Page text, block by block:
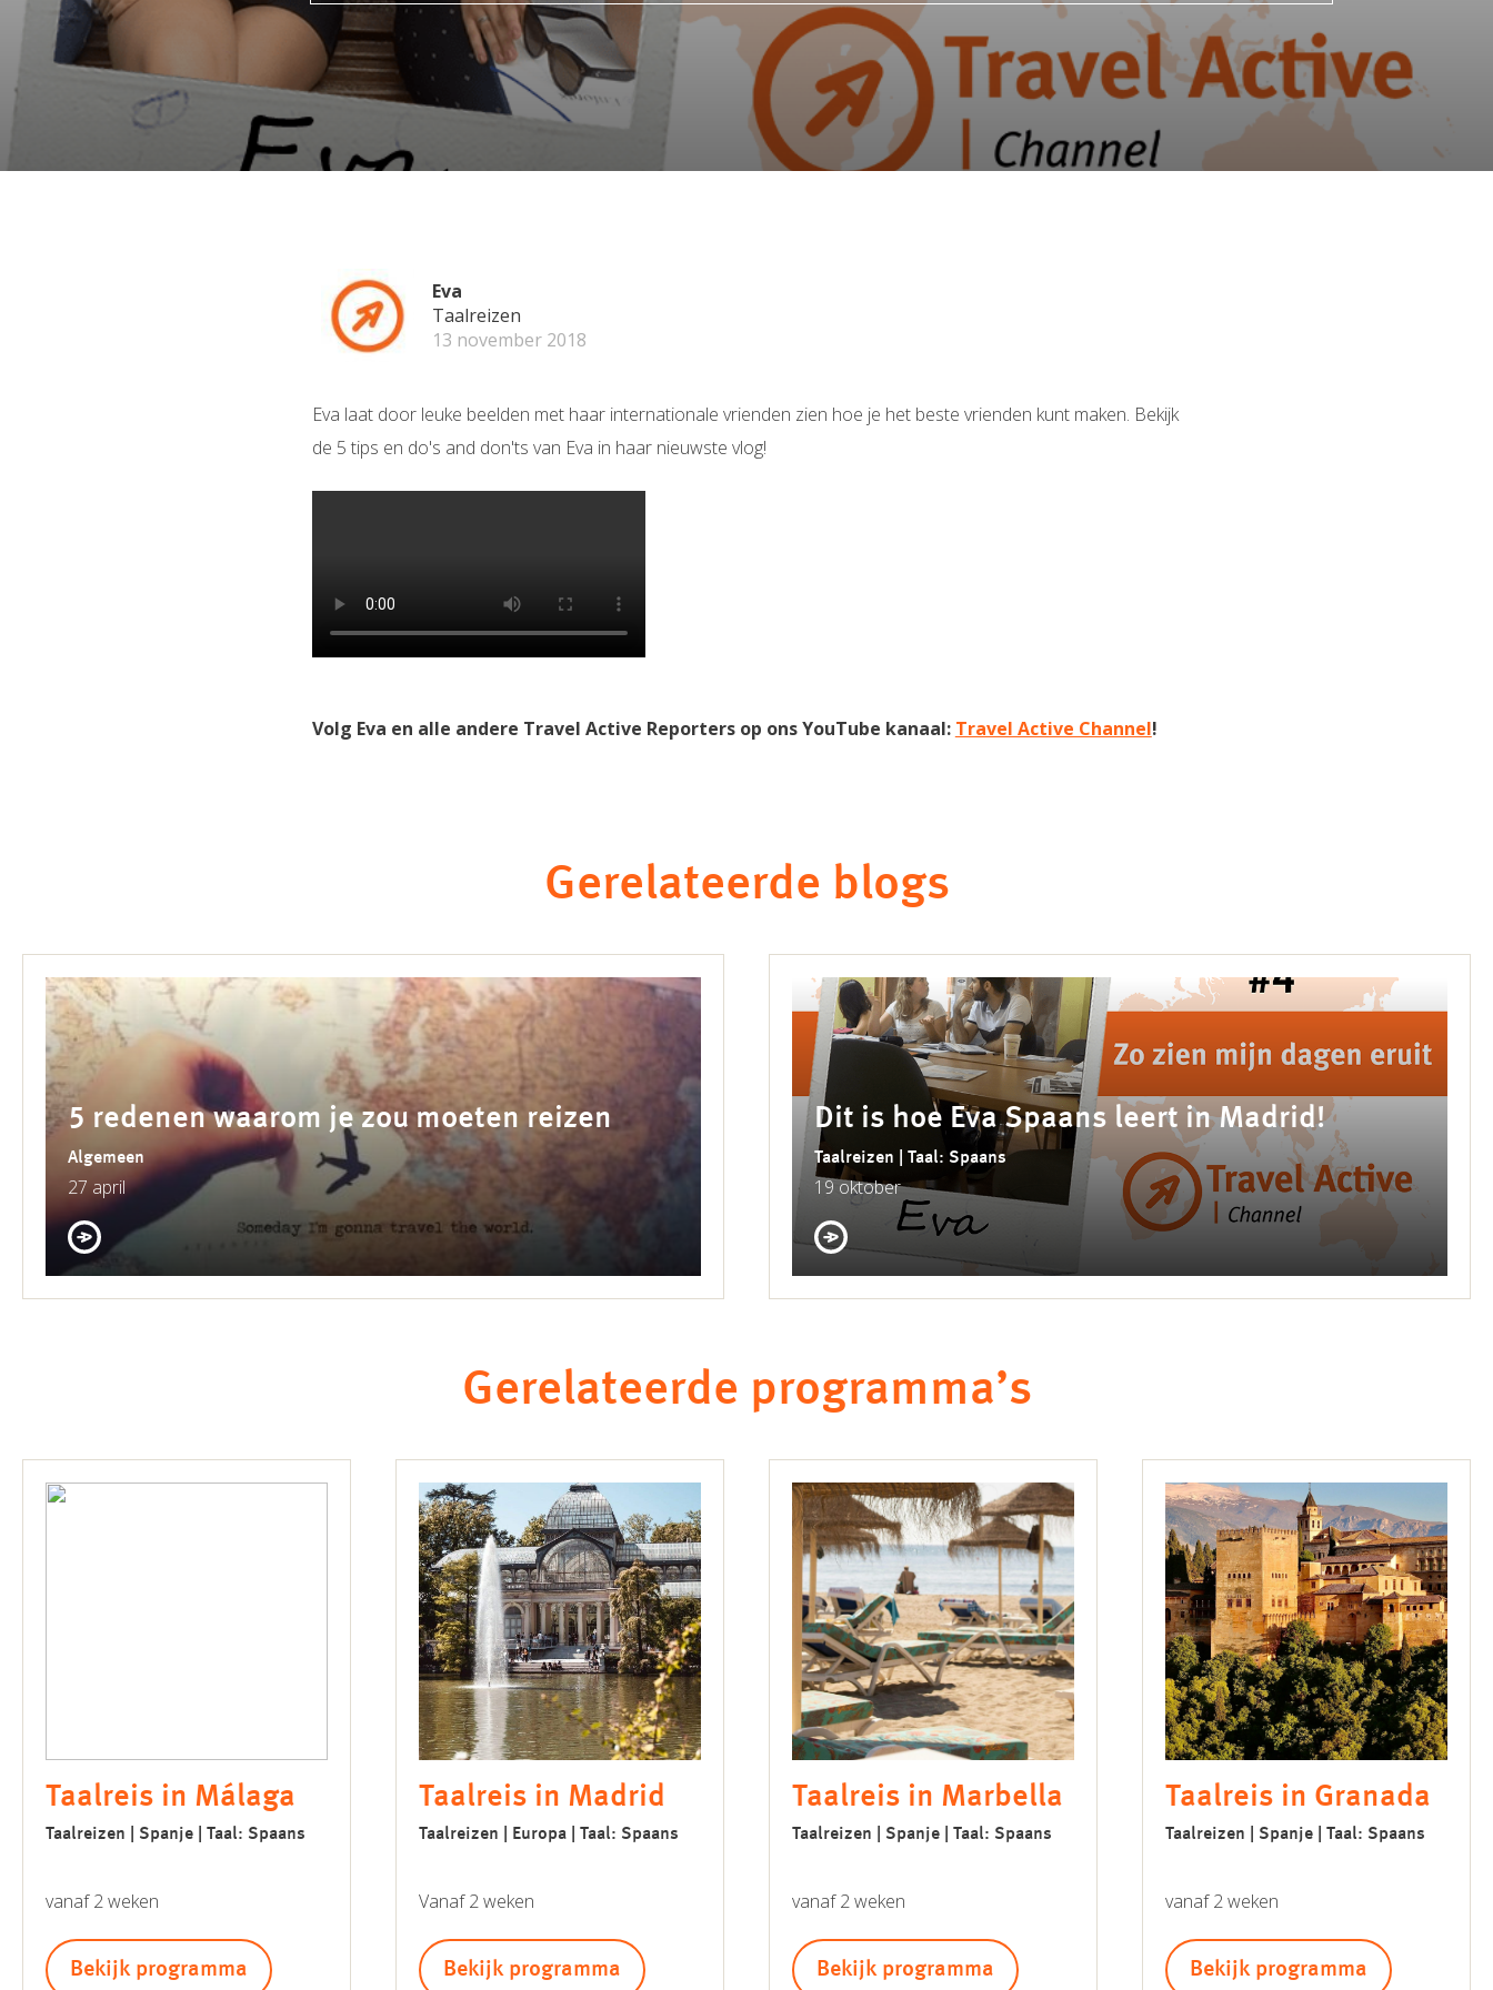
Eva
Taalreizen
13 november 2018
Eva laat door leuke beelden met haar internationale vrienden zien hoe je het beste vrienden kunt maken. Bekijk
de 5 tips en do's and don'ts van Eva in haar nieuwste vlog!
Volg Eva en alle andere Travel Active Reporters op ons YouTube kanaal: Travel Active Channel!
Gerelateerde blogs
5 redenen waarom je zou moeten reizen
Algemeen
27 april
Dit is hoe Eva Spaans leert in Madrid!
Taalreizen | Taal: Spaans
19 oktober
Gerelateerde programma’s
Taalreis in Málaga
Taalreizen | Spanje | Taal: Spaans
vanaf 2 weken
Bekijk programma
Taalreis in Madrid
Taalreizen | Europa | Taal: Spaans
Vanaf 2 weken
Bekijk programma
Taalreis in Marbella
Taalreizen | Spanje | Taal: Spaans
vanaf 2 weken
Bekijk programma
Taalreis in Granada
Taalreizen | Spanje | Taal: Spaans
vanaf 2 weken
Bekijk programma